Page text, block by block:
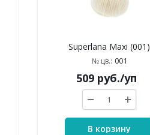
Superlana Maxi (001)
№ цв.: 001
509руб./уп
В корзину